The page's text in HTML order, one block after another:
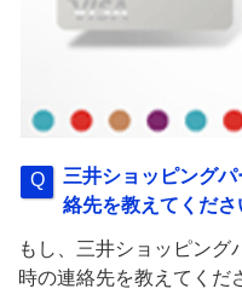
三井ショッピング
絡先を教えてくださ
もし、三井ショッピング
時の連絡先を教えてくだ